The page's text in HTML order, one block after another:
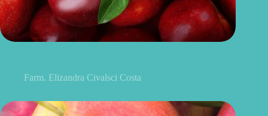
Farm. Elizandra Civalsci Costa